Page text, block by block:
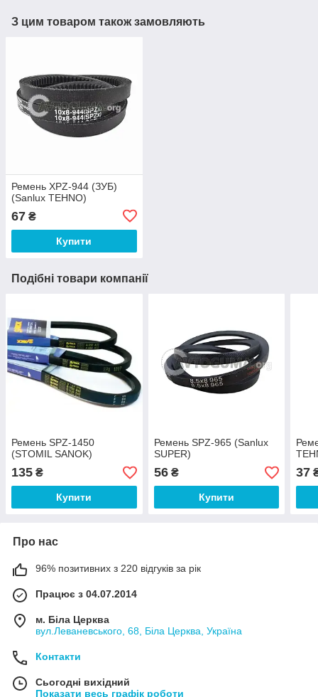
З цим товаром також замовляють
Ремень XPZ-944 (ЗУБ)
(Sanlux TEHNO)
67 ₴
Купити
Подібні товари компанії
Ремень SPZ-1450
(STOMIL SANOK)
135 ₴
Купити
Ремень SPZ-965 (Sanlux
SUPER)
56₴
Купити
37
Про нас
96% позитивних з 220 відгуків за рік
Працює з 04.07.2014
м. Біла Церква
вул.Леваневського, 68, Біла Церква, Україна
Контакти
Сьогодні вихідний
Показати весь графік роботи